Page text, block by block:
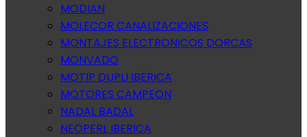
MODIAN
MOLECOR CANALIZACIONES
MONTAJES ELECTRONICOS DORCAS
MONVADO
MOTIP DUPLI IBERICA
MOTORES CAMPEON
NADAL BADAL
NEOPERL IBERICA